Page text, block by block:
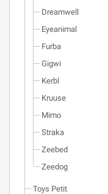
Dreamwell
Eyeanimal
Furba
Gigwi
Kerbl
Kruuse
Mimo
Straka
Zeebed
Zeedog
Toys Petit